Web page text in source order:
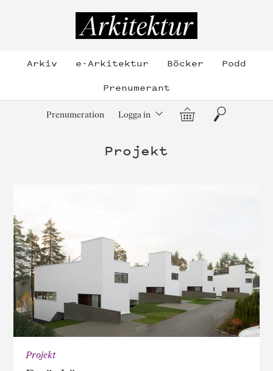
Arkiv e-Arkitektur Böcker
Podd
Prenumerant
Prenumeration Logga in Varukorg
Sök
Projekt
Projekt